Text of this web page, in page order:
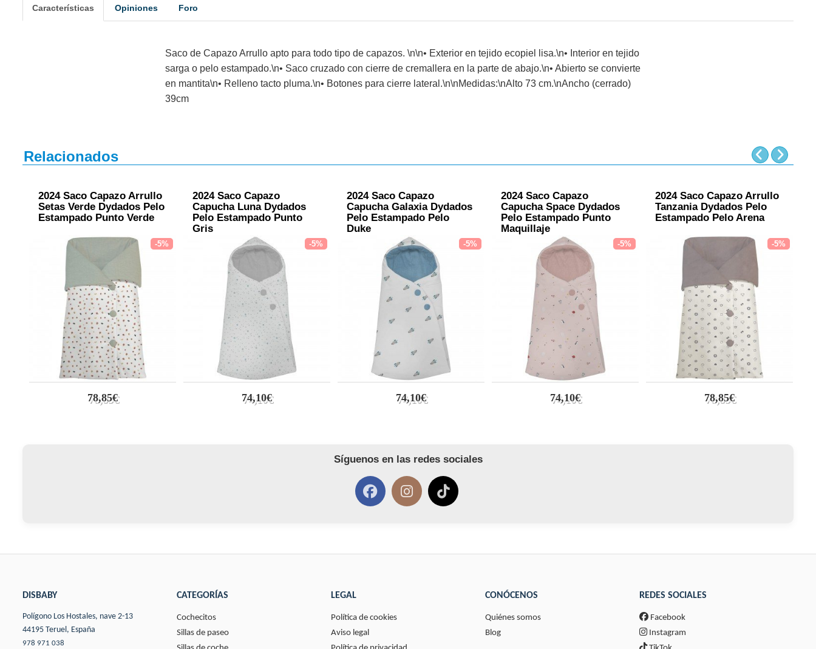
Características Opiniones Foro
Saco de Capazo Arrullo apto para todo tipo de capazos. \n\n• Exterior en tejido ecopiel lisa.\n• Interior en tejido
sarga o pelo estampado.\n• Saco cruzado con cierre de cremallera en la parte de abajo.\n• Abierto se convierte
en mantita\n• Relleno tacto pluma.\n• Botones para cierre lateral.\n\nMedidas:\nAlto 73 cm.\nAncho (cerrado)
39cm
Relacionados
2024 Saco Capazo Arrullo
Setas Verde Dydados Pelo
Estampado Punto Verde
-5%
78,85€
2024 Saco Capazo
Capucha Luna Dydados
Pelo Estampado Punto
Gris
-5%
74,10€
2024 Saco Capazo
Capucha Galaxia Dydados
Pelo Estampado Pelo
Duke
-5%
74,10€
2024 Saco Capazo
Capucha Space Dydados
Pelo Estampado Punto
Maquillaje
-5%
74,10€
2024 Saco Capazo Arrullo
Tanzania Dydados Pelo
Estampado Pelo Arena
-5%
78,85€
Síguenos en las redes sociales
DISBABY
Polígono Los Hostales, nave 2-13
44195 Teruel, España
978 971 038
CATEGORÍAS
Cochecitos
Sillas de paseo
LEGAL
Política de cookies
Aviso legal
CONÓCENOS
Quiénes somos
Blog
REDES SOCIALES
Facebook
Instagram